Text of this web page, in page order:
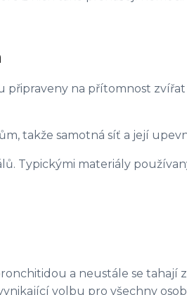
na přítomnost
takže samotná síť a její
Typickými materiály
a neustále se tahají
volbu pro všechny